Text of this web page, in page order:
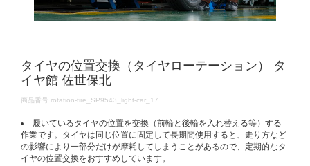
タイヤの位置交換（タイヤローテーション） タ
イヤ館 佐世保北
DETAILS
商品番号 rotation-tire_SP9543_light-car_17
履いているタイヤの位置を交換（前輪と後輪を入れ替える等）する
作業です。タイヤは同じ位置に固定して長期間使用すると、走り方など
の影響により一部分だけが摩耗してしまうことがあるので、定期的なタ
イヤの位置交換をおすすめしています。